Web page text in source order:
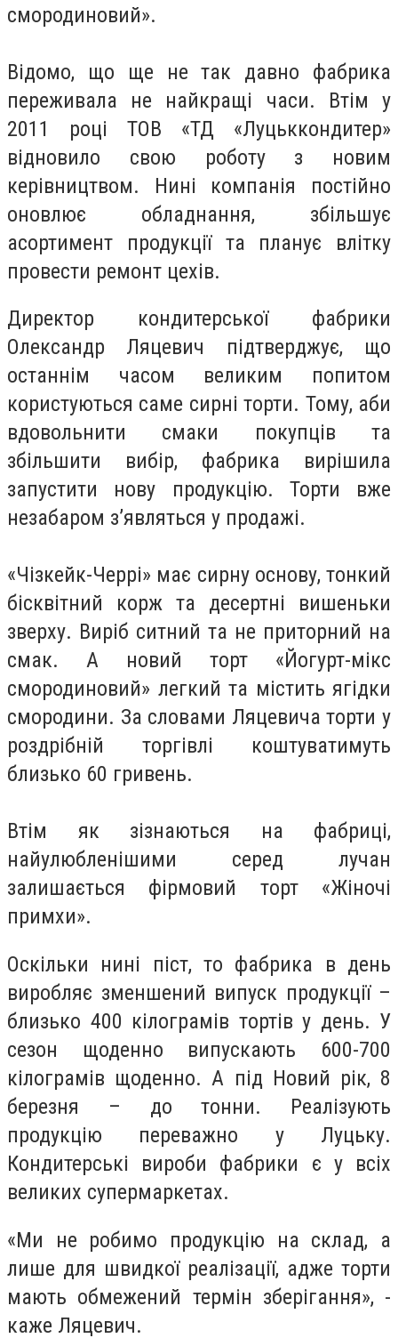
смородиновий».
Відомо, що ще не так давно фабрика
переживала не найкращі часи. Втім у
2011 році ТОВ «ТД «Луцьккондитер»
відновило свою роботу з новим
керівництвом. Нині компанія постійно
оновлює обладнання, збільшує
асортимент продукції та планує влітку
провести ремонт цехів.
Директор кондитерської фабрики
Олександр Ляцевич підтверджує, що
останнім часом великим попитом
користуються саме сирні торти. Тому, аби
вдовольнити смаки покупців та
збільшити вибір, фабрика вирішила
запустити нову продукцію. Торти вже
незабаром з’являться у продажі.
«Чізкейк-Черрі» має сирну основу, тонкий
бісквітний корж та десертні вишеньки
зверху. Виріб ситний та не приторний на
смак. А новий торт «Йогурт-мікс
смородиновий» легкий та містить ягідки
смородини. За словами Ляцевича торти у
роздрібній торгівлі коштуватимуть
близько 60 гривень.
Втім як зізнаються на фабриці,
найулюбленішими серед лучан
залишається фірмовий торт «Жіночі
примхи».
Оскільки нині піст, то фабрика в день
виробляє зменшений випуск продукції –
близько 400 кілограмів тортів у день. У
сезон щоденно випускають 600-700
кілограмів щоденно. А під Новий рік, 8
березня – до тонни. Реалізують
продукцію переважно у Луцьку.
Кондитерські вироби фабрики є у всіх
великих супермаркетах.
«Ми не робимо продукцію на склад, а
лише для швидкої реалізації, адже торти
мають обмежений термін зберігання», -
каже Ляцевич.